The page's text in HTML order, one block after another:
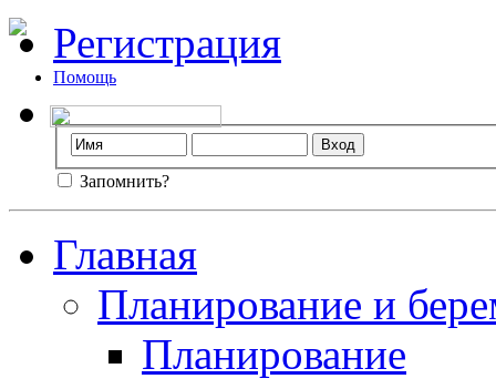
Регистрация
Помощь
Запомнить?
Главная
Планирование и
Планирование